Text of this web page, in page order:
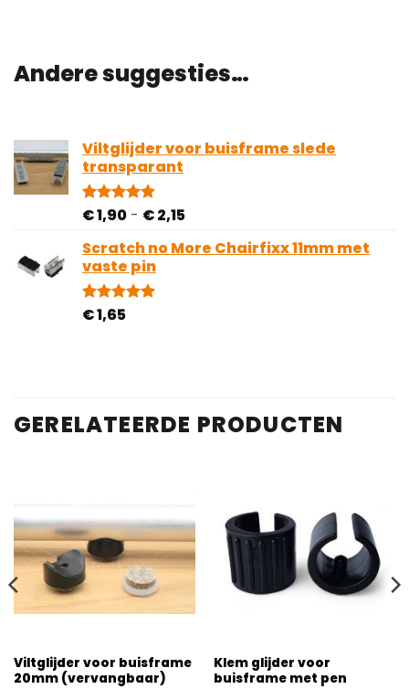
Andere suggesties…
Viltglijder voor buisframe slede
transparant
Gewaardeerd
gebaseerd
op
10
klantbeoordelingen
€1,90 - €2,15Prijsklasse:
tot
Scratch no More Chairfixx 11mm met
vaste pin
Gewaardeerd
1
€1,65
GERELATEERDE PRODUCTEN
Viltglijder voor buisframe
20mm (vervangbaar)
Klem glijder voor
buisframe met pen